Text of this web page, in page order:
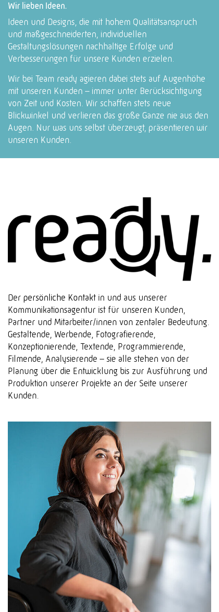
Wir lieben Ideen.
Ideen und Designs, die mit hohem Qualitätsanspruch
und maßgeschneiderten, individuellen
Gestaltungslösungen nachhaltige Erfolge und
Verbesserungen für unsere Kunden erzielen.
Wir bei Team ready agieren dabei stets auf Augenhöhe
mit unseren Kunden – immer unter Berücksichtigung
von Zeit und Kosten. Wir schaffen stets neue
Blickwinkel und verlieren das große Ganze nie aus den
Augen. Nur was uns selbst überzeugt, präsentieren wir
unseren Kunden.
Der persönliche Kontakt in und aus unserer
Kommunikationsagentur ist für unseren Kunden,
Partner und Mitarbeiter/innen von zentaler Bedeutung.
Gestaltende, Werbende, Fotografierende,
Konzeptionierende, Textende, Programmierende,
Filmende, Analysierende – sie alle stehen von der
Planung über die Entwicklung bis zur Ausführung und
Produktion unserer Projekte an der Seite unserer
Kunden.